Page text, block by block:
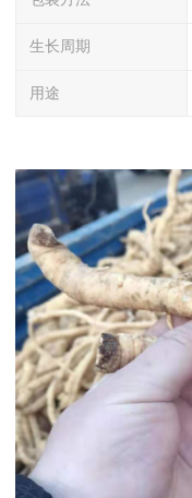
生长周期
用途